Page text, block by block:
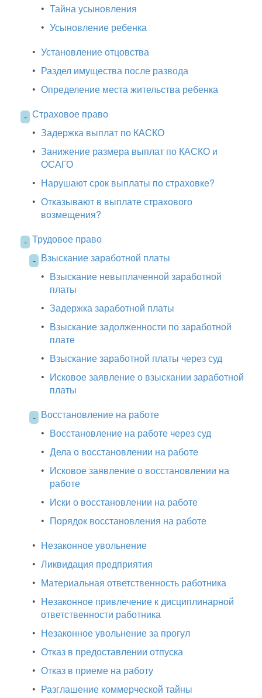
• Тайна усыновления
• Усыновление ребенка
• Установление отцовства
• Раздел имущества после развода
• Определение места жительства ребенка
- Страховое право
• Задержка выплат по КАСКО
• Занижение размера выплат по КАСКО и
ОСАГО
• Нарушают срок выплаты по страховке?
• Отказывают в выплате страхового
возмещения?
- Трудовое право
- Взыскание заработной платы
• Взыскание невыплаченной заработной
платы
• Задержка заработной платы
• Взыскание задолженности по заработной
плате
• Взыскание заработной платы через суд
• Исковое заявление о взыскании заработной
платы
- Восстановление на работе
• Восстановление на работе через суд
• Дела о восстановлении на работе
• Исковое заявление о восстановлении на
работе
• Иски о восстановлении на работе
• Порядок восстановления на работе
• Незаконное увольнение
• Ликвидация предприятия
• Материальная ответственность работника
• Незаконное привлечение к дисциплинарной
ответственности работника
• Незаконное увольнение за прогул
• Отказ в предоставлении отпуска
• Отказ в приеме на работу
• Разглашение коммерческой тайны